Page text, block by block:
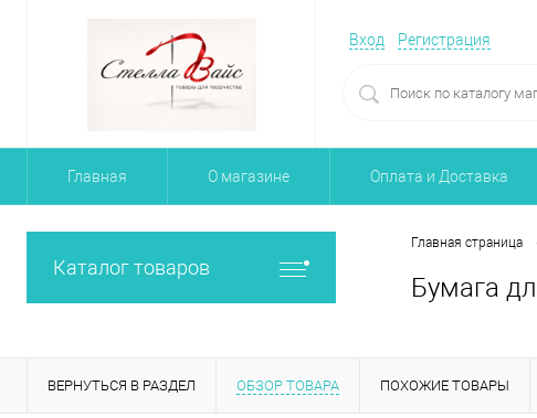
Вход Регистрация
Главная О магазине Оплата и Доставка
Каталог товаров
Главная страница
Бумага
ВЕРНУТЬСЯ В РАЗДЕЛ ОБЗОР ТОВАРА ПОХОЖИЕ ТОВАРЫ